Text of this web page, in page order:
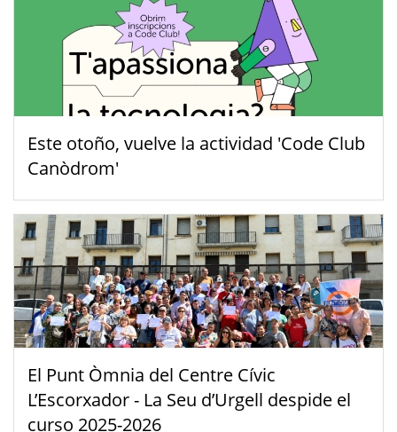
Este otoño, vuelve la actividad 'Code Club
Canòdrom'
El Punt Òmnia del Centre Cívic
L’Escorxador - La Seu d’Urgell despide el
curso 2025-2026